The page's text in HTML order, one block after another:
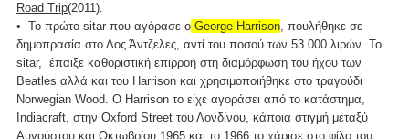
Road Trip(2011).
• Το πρώτο sitar που αγόρασε ο George Harrison, πουλήθηκε σε
δημοπρασία στο Λος Άντζελες, αντί του ποσού των 53.000 λιρών. Το
sitar, έπαιξε καθοριστική επιρροή στη διαμόρφωση του ήχου των
Beatles αλλά και του Harrison και χρησιμοποιήθηκε στο τραγούδι
Norwegian Wood. Ο Harrison το είχε αγοράσει από το κατάστημα,
Indiacraft, στην Oxford Street του Λονδίνου, κάποια στιγμή μεταξύ
Αυγούστου και Οκτωβρίου 1965 και το 1966 το χάρισε στο φίλο του